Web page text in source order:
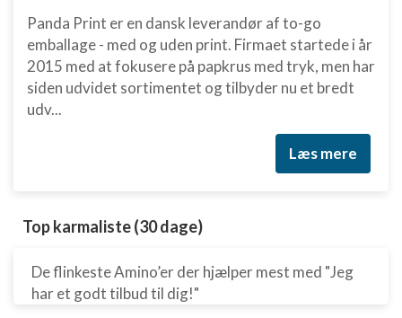
Panda Print er en dansk leverandør af to-go
emballage - med og uden print. Firmaet startede i år
2015 med at fokusere på papkrus med tryk, men har
siden udvidet sortimentet og tilbyder nu et bredt
udv...
Læs mere
Top karmaliste (30 dage)
De flinkeste Amino’er der hjælper mest med "Jeg
har et godt tilbud til dig!"